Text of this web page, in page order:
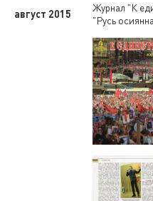
август 2015
Журнал "К
"Русь